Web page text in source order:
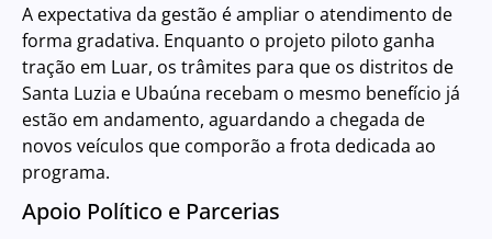
A expectativa da gestão é ampliar o atendimento de
forma gradativa. Enquanto o projeto piloto ganha
tração em Luar, os trâmites para que os distritos de
Santa Luzia e Ubaúna recebam o mesmo benefício já
estão em andamento, aguardando a chegada de
novos veículos que comporão a frota dedicada ao
programa.
Apoio Político e Parcerias